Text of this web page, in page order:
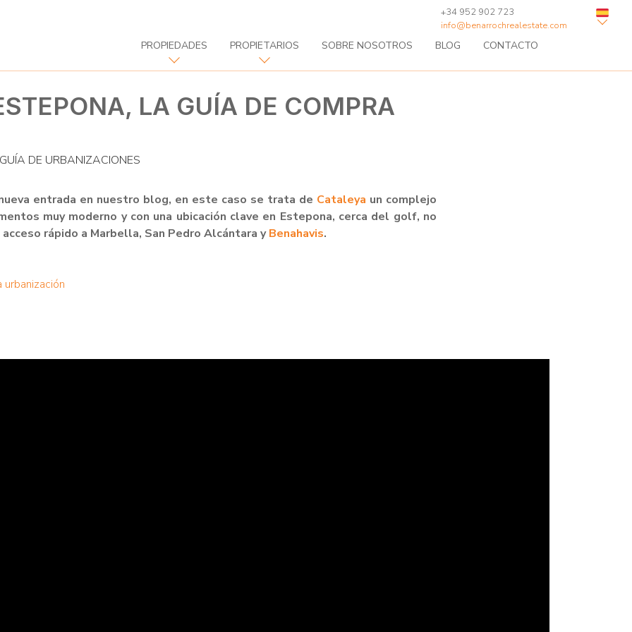
PROPIEDADES PROPIETARIOS SOBRE NOSOTROS BLOG CONTACTO
+34 952 902 723
info@benarrochrealestate.com
LA GUÍA DE COMPRA
GUÍA DE URBANIZACIONES
entrada en nuestro blog, en este caso se trata de Cataleya un complejo
muy moderno y con una ubicación clave en Estepona, cerca del golf, no
rápido a Marbella, San Pedro Alcántara yBenahavis.